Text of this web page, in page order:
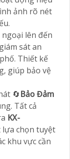
ảnh rõ nét
lên đến
sát an
Thiết kế
giúp bảo vệ
🔄Bảo Đảm
Tất cả
KX-
chọn tuyệt
khu vực cần